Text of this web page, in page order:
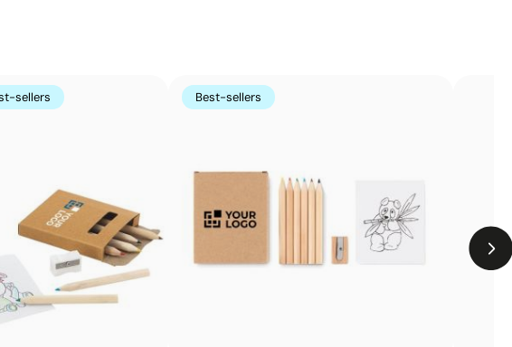
couche crée un effet de volume et de brillance qui agit comme une
design des frottements et rayures.
rayures
plaques
Non recommandée pour les surfaces très flexibles
Non adaptée aux zones très courbes ou avec des
arêtes prononcées
sellers Best-sellers